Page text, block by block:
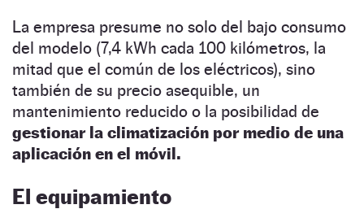
La empresa presume no solo del bajo consumo
del modelo (7,4 kWh cada 100 kilómetros, la
mitad que el común de los eléctricos), sino
también de su precio asequible, un
mantenimiento reducido o la posibilidad de
gestionar la climatización por medio de una
aplicación en el móvil.
El equipamiento